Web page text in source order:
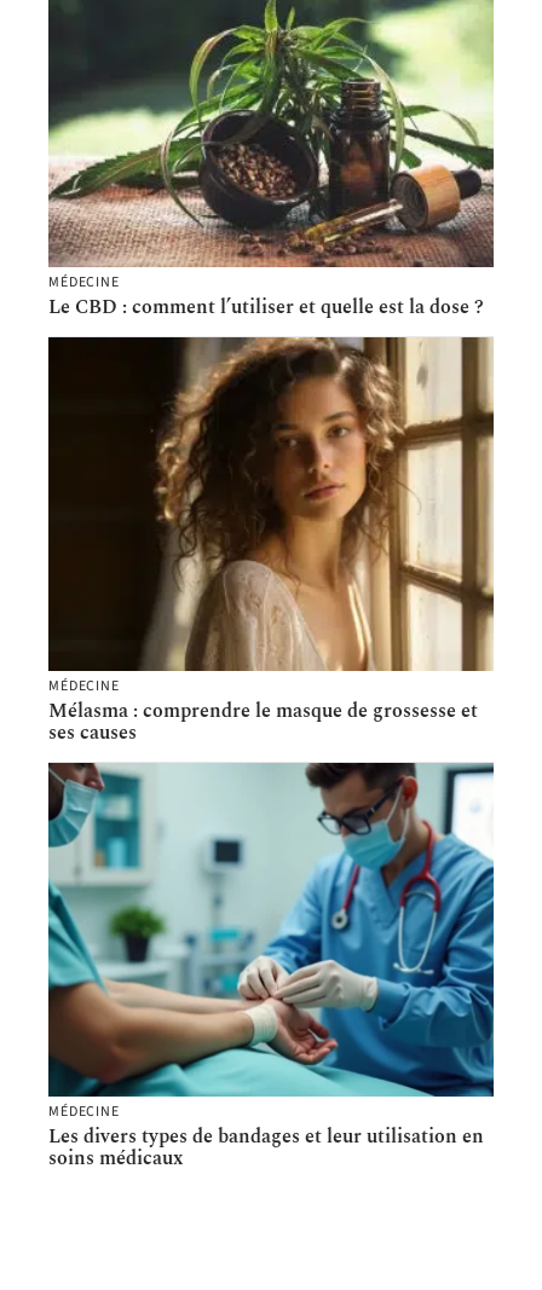
MÉDECINE
Le CBD : comment l’utiliser et quelle est la dose ?
MÉDECINE
Mélasma : comprendre le masque de grossesse et
ses causes
MÉDECINE
Les divers types de bandages et leur utilisation en
soins médicaux